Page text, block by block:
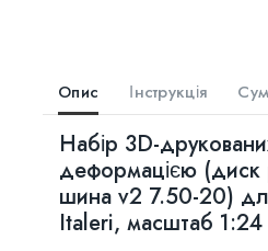
Опис Інструкція
Набір 3D-
деформацією (диск
шина v2 7.50-20)
Italeri, масштаб 1:24